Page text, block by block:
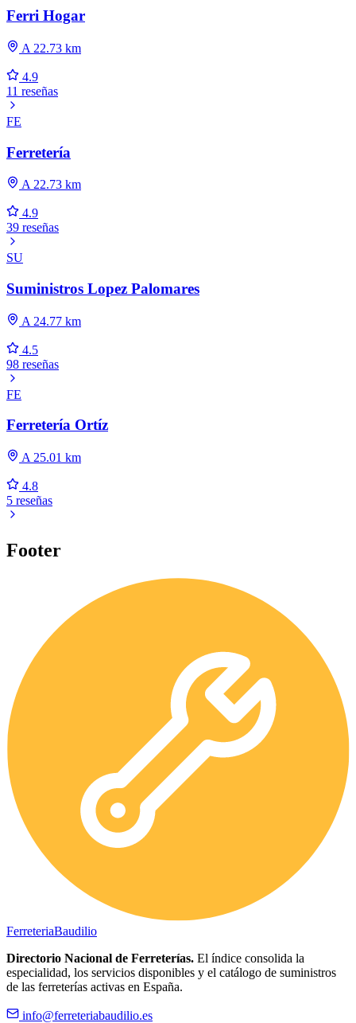
Ferri Hogar
A 22.73 km
4.9
11 reseñas
FE
Ferretería
A 22.73 km
4.9
39 reseñas
SU
Suministros Lopez Palomares
A 24.77 km
4.5
98 reseñas
FE
Ferretería Ortíz
A 25.01 km
4.8
5 reseñas
Footer
FerreteriaBaudilio
Directorio Nacional de Ferreterías. El índice consolida la
especialidad, los servicios disponibles y el catálogo de suministros
de las ferreterías activas en España.
info@ferreteriabaudilio.es